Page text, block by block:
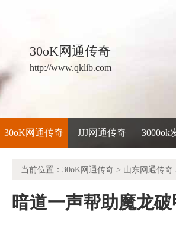
30oK网通传奇
http://www.qklib.com
30oK网通传奇 JJJ网通传奇 3000ok
当前位置： 30oK网通传奇 > 山东网通传奇
暗道一声帮助魔龙